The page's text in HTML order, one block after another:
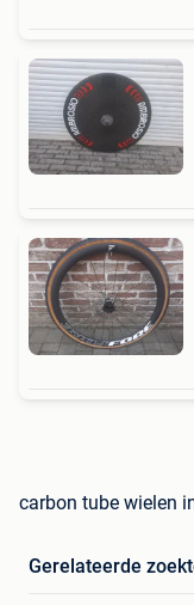
carbon tube wielen
Gerelateerde